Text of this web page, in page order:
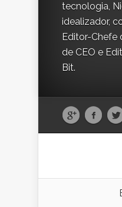
tecnologia,
idealizador,
Editor-Chefe
de CEO e
Bit.